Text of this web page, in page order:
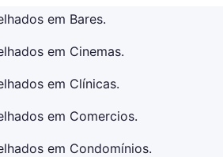
em Bares.
em Cinemas.
em Clínicas.
em Comercios.
em Condomínios.